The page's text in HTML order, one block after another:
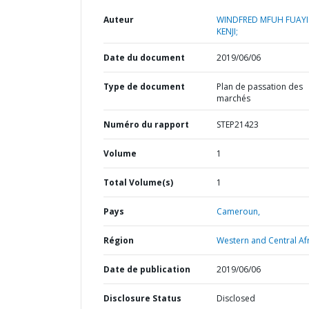
Auteur
WINDFRED MFUH FUAYI
KENJI;
Date du document 2019/06/06
Type de document
Plan de passation des
marchés
Numéro du rapport STEP21423
Volume 1
Total Volume(s) 1
Pays Cameroun,
Région Western and Central
Date de publication 2019/06/06
Disclosure Status Disclosed